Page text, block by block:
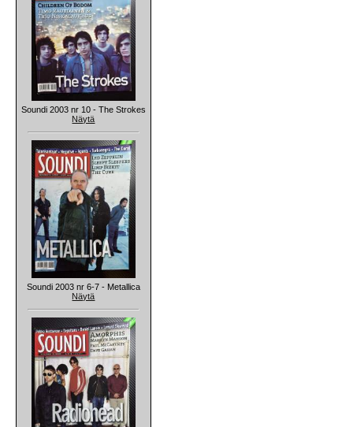
Soundi 2003 nr 10 - The Strokes
Näytä
Soundi 2003 nr 6-7 - Metallica
Näytä